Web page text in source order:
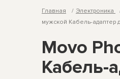
Главная Электроника
мужской Кабель-адаптер
Movo
Кабель-